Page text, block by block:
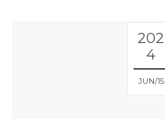
202
4
JUN 15